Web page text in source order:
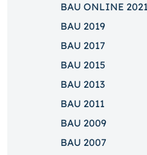
BAU ONLINE 2021
BAU 2019
BAU 2017
BAU 2015
BAU 2013
BAU 2011
BAU 2009
BAU 2007